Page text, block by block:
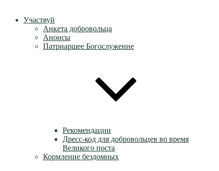
Участвуй
Анкета добровольца
Анонсы
Патриаршее Богослужение
Рекомендации
Дресс-код для добровольцев во время
Великого поста
Кормление бездомных